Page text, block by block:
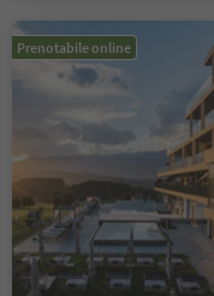
Prenotabile online